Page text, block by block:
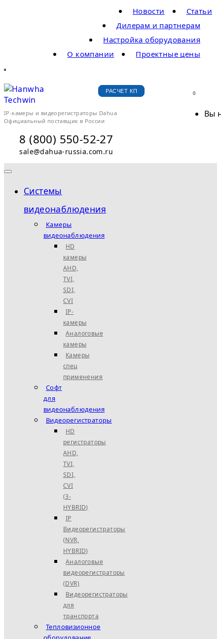
Статьи
Новости
Дилерам и партнерам
Настройка оборудования
Проектные цены
О компании
IP-камеры и видеорегистраторы Dahua
Официальный поставщик в России
РАСЧЕТ КП
8 (800) 550-52-27
sale@dahua-russia.com.ru
0
Вы
Системы
видеонаблюдения
Камеры
видеонаблюдения
HD
камеры
AHD,
TVI,
SDI,
CVI
IP-
камеры
Аналоговые
камеры
Камеры
спец
применения
Софт
для
видеонаблюдения
Видеорегистраторы
HD
регистраторы
AHD,
TVI,
SDI,
CVI
(3-
HYBRID)
IP
Видеорегистраторы
(NVR,
HYBRID)
Аналоговые
видеорегистраторы
(DVR)
Видеорегистраторы
для
транспорта
Тепловизионное